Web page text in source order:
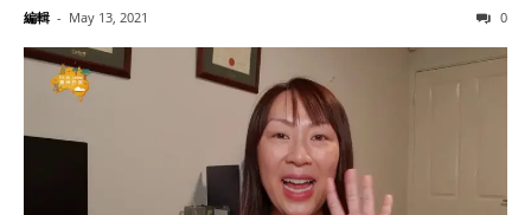
編輯 - May 13, 2021 0